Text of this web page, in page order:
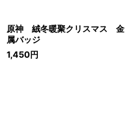
原神 絨冬暖聚クリスマス 金
属バッジ
1,450円